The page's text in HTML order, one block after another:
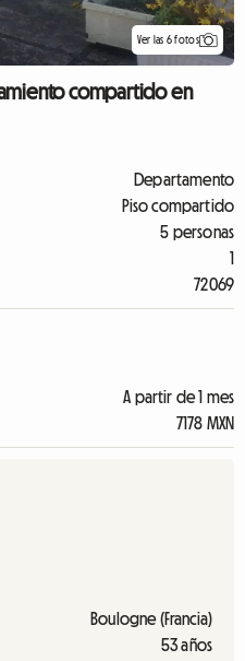
Ver las 6 fotos
compartido en
Departamento
Piso compartido
5 personas
1
72069
A partir de 1 mes
7178 MXN
Boulogne (Francia)
53 años